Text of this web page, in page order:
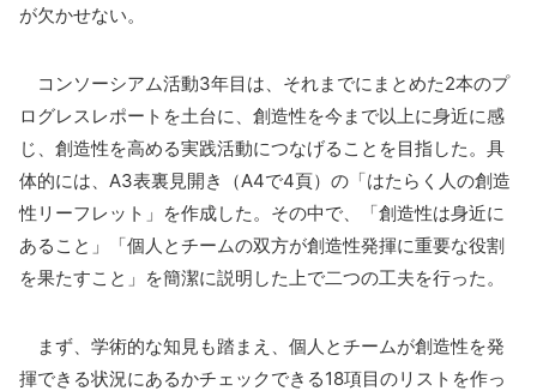
が欠かせない。
コンソーシアム活動3年目は、それまでにまとめた2本のプ
ログレスレポートを土台に、創造性を今まで以上に身近に感
じ、創造性を高める実践活動につなげることを目指した。具
体的には、A3表裏見開き（A4で4頁）の「はたらく人の創造
性リーフレット」を作成した。その中で、「創造性は身近に
あること」「個人とチームの双方が創造性発揮に重要な役割
を果たすこと」を簡潔に説明した上で二つの工夫を行った。
まず、学術的な知見も踏まえ、個人とチームが創造性を発
揮できる状況にあるかチェックできる18項目のリストを作っ